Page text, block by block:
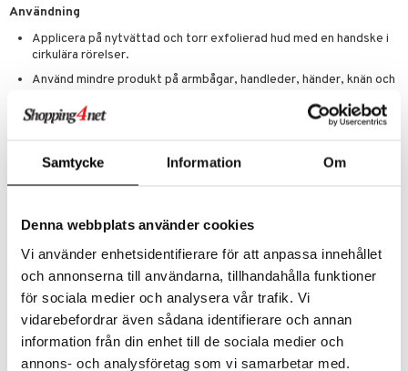
Samtycke Information Om
Denna webbplats använder cookies
Vi använder enhetsidentifierare för att anpassa innehållet
och annonserna till användarna, tillhandahålla funktioner
för sociala medier och analysera vår trafik. Vi
vidarebefordrar även sådana identifierare och annan
information från din enhet till de sociala medier och
annons- och analysföretag som vi samarbetar med.
Användning
Applicera på nytvättad och torr exfolierad hud med en handske i
cirkulära rörelser.
Använd mindre produkt på armbågar, handleder, händer, knän och
Verkningstid 1-8 timmar.
Ingredienser
Linoleammonium Chloride, Peg-7 Glyceryl Cocoate, Phenoxyethanol,
Caprylyl Glycol, Potassium Sorbate, Hexylene Glycol, Melanin, Argania
Spinosa (Argan) Kernel Oil, Macadamia Integrifolia (Macadamia) Seed
Oil, Cocos Nucifera (Coconut) Oil, Simmondsia Chinensis (Jojoba)
Seed Oil, Rosa Canina (Rosehip) Fruit Oil, Vitis Vinifera (Grape) Seed
Oil, Persea Gratissima (Avocado) Oil, Cucumis Sativus (Cucumber)
Fruit Extract, Ascorbic Acid (Vitamin C), Tocopheryl Acetate (Vitamin
E), Yellow 5 (CI 19140), Green 5 (CI 61570), Red 40 (CI 16035), Red
33 (CI 17200), Blue 1 (CI 42090), Yellow 6 (CI 15985)